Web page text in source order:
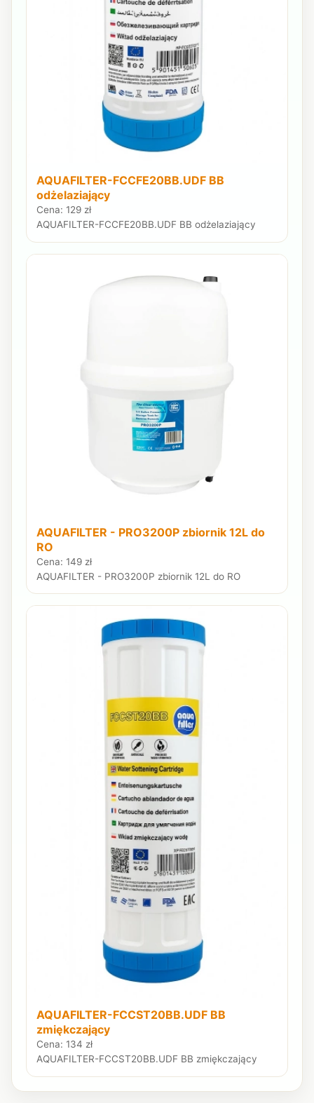
AQUAFILTER-FCCFE20BB.UDF BB
odżelaziający
Cena: 129 zł
AQUAFILTER-FCCFE20BB.UDF BB odżelaziający
AQUAFILTER - PRO3200P zbiornik 12L do
RO
Cena: 149 zł
AQUAFILTER - PRO3200P zbiornik 12L do RO
AQUAFILTER-FCCST20BB.UDF BB
zmiękczający
Cena: 134 zł
AQUAFILTER-FCCST20BB.UDF BB zmiękczający